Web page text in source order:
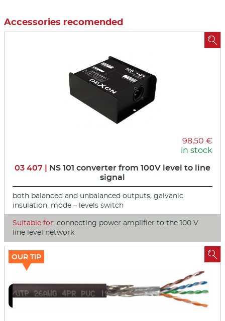
Accessories recomended
98,50 €
in stock
03 407 | NS 101 converter from 100V level to line
signal
both balanced and unbalanced outputs, galvanic
insulation, mode – levels switch
Suitable for: connecting power amplifier to the 100 V
line level network

OUR TIP 